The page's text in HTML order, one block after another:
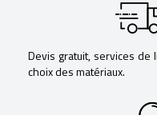
Devis gratuit, services de
choix des matériaux.